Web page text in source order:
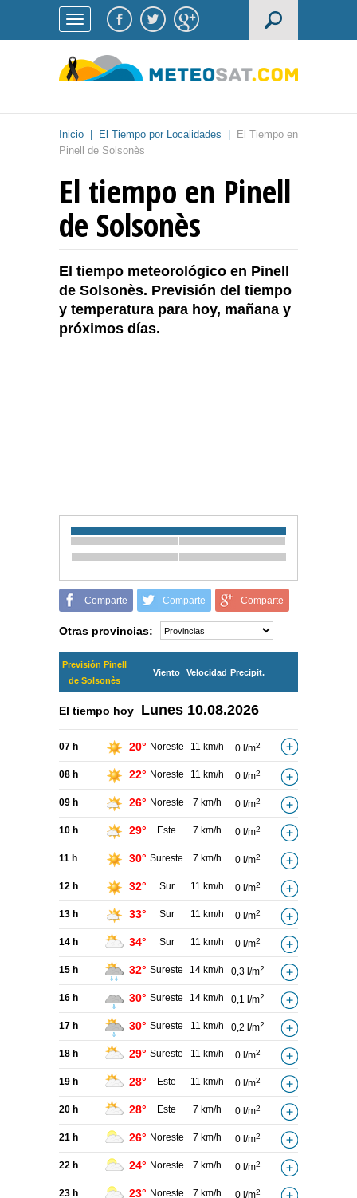
Inicio El Tiempo por Localidades
El Tiempo en
Pinell de Solsonès
El tiempo en Pinell
de Solsonès
El tiempo meteorológico en Pinell
de Solsonès. Previsión del tiempo
y temperatura para hoy, mañana y
próximos días.
Comparte Comparte Comparte
Otras provincias:
Previsión Pinell
de Solsonès
Viento Velocidad Precipit.
El tiempo hoy Lunes 10.08.2026
07 h 20° Noreste 11 km/h 0 l/m2
08 h 22° Noreste 11 km/h 0 l/m2
09 h 26° Noreste 7 km/h 0 l/m2
10 h 29° Este 7 km/h 0 l/m2
11 h 30° Sureste 7 km/h 0 l/m2
12 h 32° Sur 11 km/h 0 l/m2
13 h 33° Sur 11 km/h 0 l/m2
14 h 34° Sur 11 km/h 0 l/m2
15 h 32° Sureste 14 km/h 0,3 l/m2
16 h 30° Sureste 14 km/h 0,1 l/m2
17 h 30° Sureste 11 km/h 0,2 l/m2
18 h 29° Sureste 11 km/h 0 l/m2
19 h 28° Este 11 km/h 0 l/m2
20 h 28° Este 7 km/h 0 l/m2
21 h 26° Noreste 7 km/h 0 l/m2
22 h 24° Noreste 7 km/h 0 l/m2
23 h 23° Noreste 7 km/h 0 l/m2